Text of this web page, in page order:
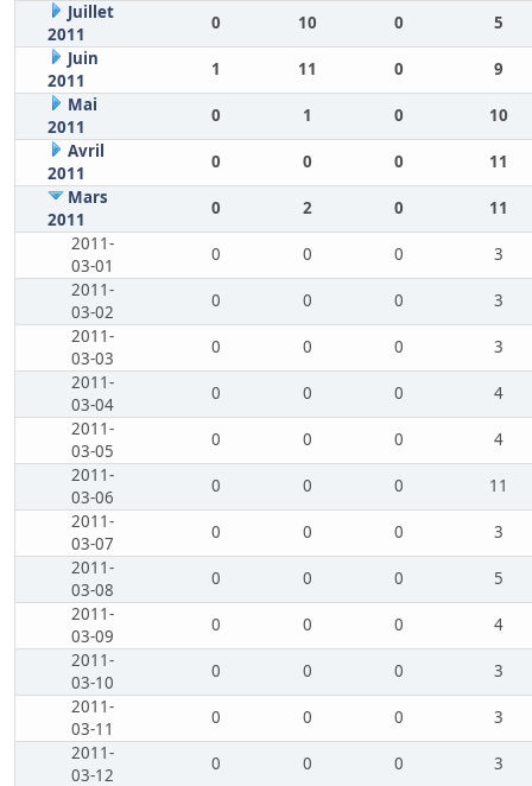
Juillet
2011
0 10 0
5
Juin
2011
1 11 0
9
Mai
2011
0 1 0
10
Avril
2011
0 0 0
11
Mars
2011
0 2 0
11
2011-
03-01
0 0 0
3
2011-
03-02
0 0 0
3
2011-
03-03
0 0 0
3
2011-
03-04
0 0 0
4
2011-
03-05
0 0 0
4
2011-
03-06
0 0 0
11
2011-
03-07
0 0 0
3
2011-
03-08
0 0 0
5
2011-
03-09
0 0 0
4
2011-
03-10
0 0 0
3
2011-
03-11
0 0 0
3
2011-
03-12
0 0 0
3